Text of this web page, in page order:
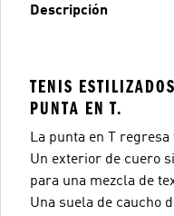
Descripción
TENIS
PUNTA EN T.
La punta en T
Un exterior de cuero
para una mezcla de
Una suela de caucho